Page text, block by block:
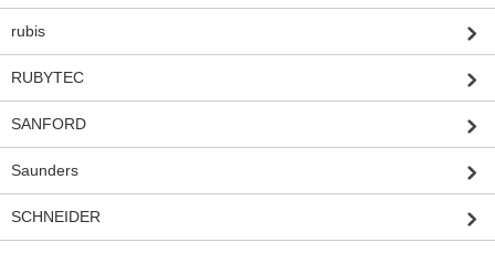
rubis
RUBYTEC
SANFORD
Saunders
SCHNEIDER